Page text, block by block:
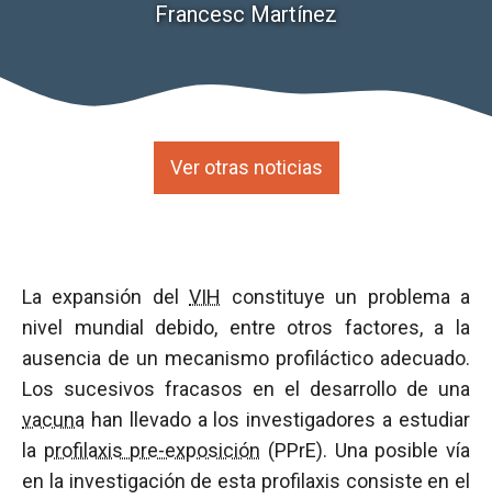
Francesc Martínez
Ver otras noticias
La expansión delVIH
constituye un problema a
nivel mundial debido, entre otros factores, a la
ausencia de un mecanismo profiláctico adecuado.
Los sucesivos fracasos en el desarrollo de una
vacuna han llevado a los investigadores a estudiar
la profilaxis pre-exposición (PPrE). Una posible vía
en la investigación de esta profilaxis consiste en el